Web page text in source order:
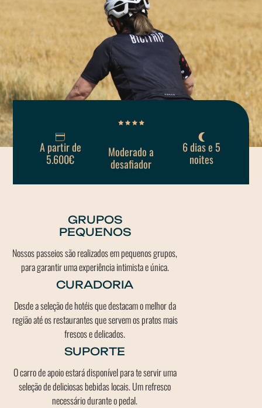
A partir de
5.600€
Moderado a
desafiador
6 dias e 5
noites
GRUPOS
PEQUENOS
Nossos passeios são realizados em pequenos grupos,
para garantir uma experiência intimista e única.
CURADORIA
Desde a seleção de hotéis que destacam o melhor da
região até os restaurantes que servem os pratos mais
frescos e delicados.
SUPORTE
O carro de apoio estará disponível para te servir uma
seleção de deliciosas bebidas locais. Um refresco
necessário durante o pedal.